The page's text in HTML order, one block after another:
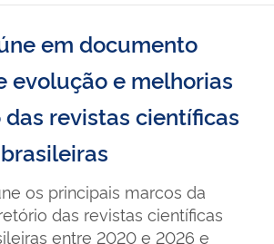
em documento
evolução e melhorias
revistas científicas
os principais marcos da
das revistas científicas
entre 2020 e 2026 e